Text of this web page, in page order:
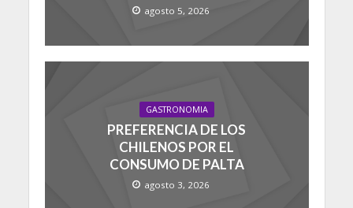
agosto 5, 2026
GASTRONOMIA
PREFERENCIA DE LOS
CHILENOS POR EL
CONSUMO DE PALTA
agosto 3, 2026